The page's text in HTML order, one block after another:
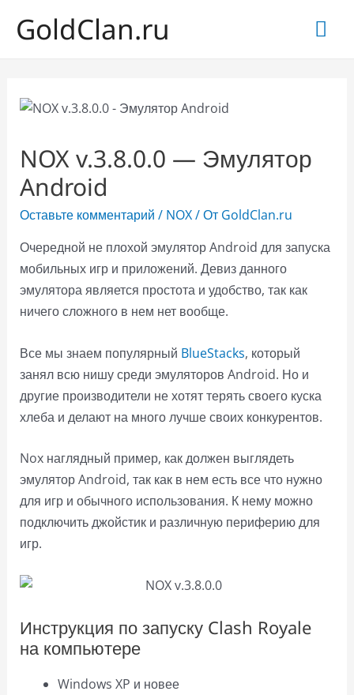
GoldClan.ru
NOX v.3.8.0.0 — Эмулятор
Android
Оставьте комментарий / NOX/ От GoldClan.ru
Очередной не плохой эмулятор Android для запуска
мобильных игр и приложений. Девиз данного
эмулятора является простота и удобство, так как
ничего сложного в нем нет вообще.
Все мы знаем популярный BlueStacks, который
занял всю нишу среди эмуляторов Android. Но и
другие производители не хотят терять своего куска
хлеба и делают на много лучше своих конкурентов.
Nox наглядный пример, как должен выглядеть
эмулятор Android, так как в нем есть все что нужно
для игр и обычного использования. К нему можно
подключить джойстик и различную периферию для
игр.
Инструкция по запуску Clash Royale
на компьютере
Windows XP и новее